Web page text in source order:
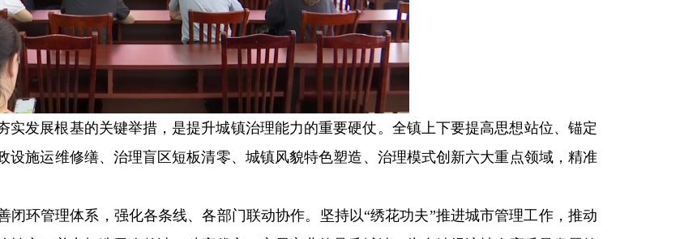
发展根基的关键举措，是提升城镇治理能力的重要硬仗。全镇上下要提高思想站位、锚定
施运维修缮、治理盲区短板清零、城镇风貌特色塑造、治理模式创新六大重点领域，精准
环管理体系，强化各条线、各部门联动协作。坚持以“绣花功夫”推进城市管理工作，推动